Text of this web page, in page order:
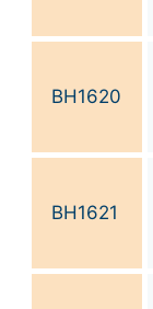
BH1620
BH1621